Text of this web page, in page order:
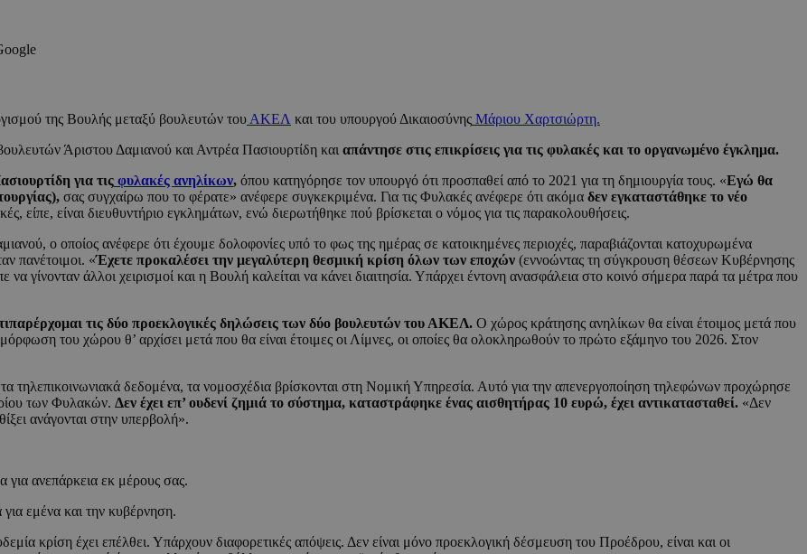
της Βουλής μεταξύ βουλευτών του ΑΚΕΛ και του υπουργού Δικαιοσύνης Μάριου Χαρτσιώρτη.
Άριστου Δαμιανού και Αντρέα Πασιουρτίδη και απάντησε στις επικρίσεις για τις φυλακές και το οργανωμένο έγκλημα.
για τις φυλακές ανηλίκων, όπου κατηγόρησε τον υπουργό ότι προσπαθεί από το 2021 για τη δημιουργία τους. «Εγώ θα
σας συγχαίρω που το φέρατε» ανέφερε συγκεκριμένα. Για τις Φυλακές ανέφερε ότι ακόμα δεν εγκαταστάθηκε το νέο
είπε, είναι διευθυντήριο εγκλημάτων, ενώ διερωτήθηκε πού βρίσκεται ο νόμος για τις παρακολουθήσεις.
ο οποίος ανέφερε ότι έχουμε δολοφονίες υπό το φως της ημέρας σε κατοικημένες περιοχές, παραβιάζονται κατοχυρωμένα
πανέτοιμοι. «Έχετε προκαλέσει την μεγαλύτερη θεσμική κρίση όλων των εποχών (εννοώντας τη σύγκρουση θέσεων Κυβέρνησης
γίνονταν άλλοι χειρισμοί και η Βουλή καλείται να κάνει διαιτησία. Υπάρχει έντονη ανασφάλεια στο κοινό σήμερα παρά τα μέτρα που
τις δύο προεκλογικές δηλώσεις των δύο βουλευτών του ΑΚΕΛ. Ο χώρος κράτησης ανηλίκων θα είναι έτοιμος μετά που
του χώρου θ’ αρχίσει μετά που θα είναι έτοιμες οι Λίμνες, οι οποίες θα ολοκληρωθούν το πρώτο εξάμηνο του 2026. Στον
τηλεπικοινωνιακά δεδομένα, τα νομοσχέδια βρίσκονται στη Νομική Υπηρεσία. Αυτό για την απενεργοποίηση τηλεφώνων προχώρησε
των Φυλακών. Δεν έχει επ’ ουδενί ζημιά το σύστημα, καταστράφηκε ένας αισθητήρας 10 ευρώ, έχει αντικατασταθεί. «Δεν
ανάγονται στην υπερβολή».
ανεπάρκεια εκ μέρους σας.
εμένα και την κυβέρνηση.
κρίση έχει επέλθει. Υπάρχουν διαφορετικές απόψεις. Δεν είναι μόνο προεκλογική δέσμευση του Προέδρου, είναι και οι